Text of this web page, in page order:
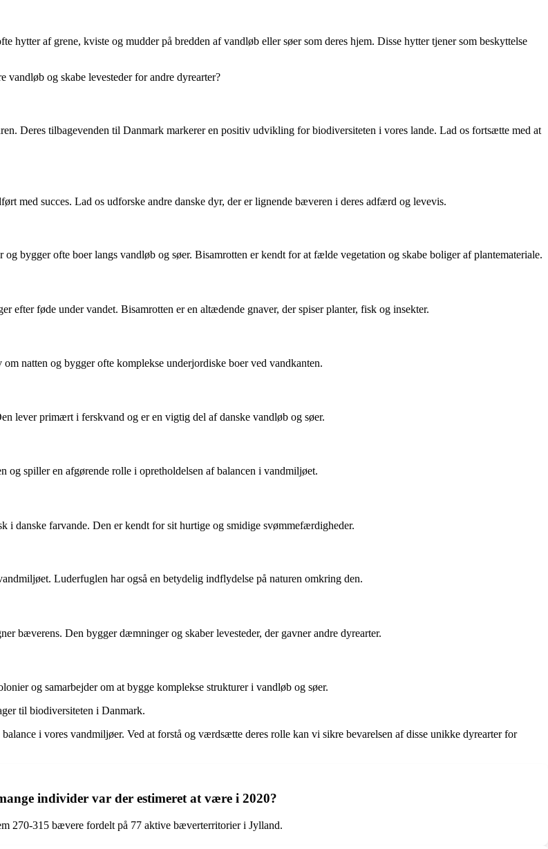
af grene, kviste og mudder på bredden af vandløb eller søer som deres hjem. Disse hytter tjener som beskyttelse
og skabe levesteder for andre dyrearter?
Deres tilbagevenden til Danmark markerer en positiv udvikling for biodiversiteten i vores lande. Lad os fortsætte med at
med succes. Lad os udforske andre danske dyr, der er lignende bæveren i deres adfærd og levevis.
bygger ofte boer langs vandløb og søer. Bisamrotten er kendt for at fælde vegetation og skabe boliger af plantemateriale.
føde under vandet. Bisamrotten er en altædende gnaver, der spiser planter, fisk og insekter.
natten og bygger ofte komplekse underjordiske boer ved vandkanten.
lever primært i ferskvand og er en vigtig del af danske vandløb og søer.
spiller en afgørende rolle i opretholdelsen af balancen i vandmiljøet.
danske farvande. Den er kendt for sit hurtige og smidige svømmefærdigheder.
Luderfuglen har også en betydelig indflydelse på naturen omkring den.
bæverens. Den bygger dæmninger og skaber levesteder, der gavner andre dyrearter.
og samarbejder om at bygge komplekse strukturer i vandløb og søer.
til biodiversiteten i Danmark.
i vores vandmiljøer. Ved at forstå og værdsætte deres rolle kan vi sikre bevarelsen af ​​disse unikke dyrearter for
individer var der estimeret at være i 2020?
270-315 bævere fordelt på 77 aktive bæverterritorier i Jylland.